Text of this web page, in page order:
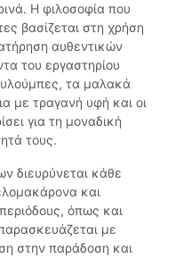
H φιλοσοφία που
βασίζεται στη χρήση
αυθεντικών
του εργαστηρίου
τα μαλακά
με τραγανή υφή και οι
για τη μοναδική
τους.
διευρύνεται κάθε
και
όπως και
με
στην παράδοση και